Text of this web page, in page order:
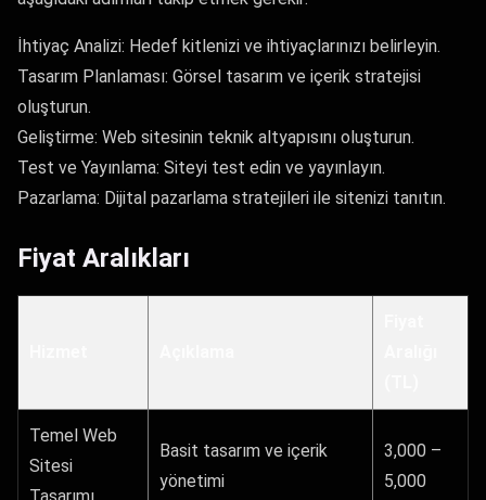
İhtiyaç Analizi: Hedef kitlenizi ve ihtiyaçlarınızı belirleyin.
Tasarım Planlaması: Görsel tasarım ve içerik stratejisi
oluşturun.
Geliştirme: Web sitesinin teknik altyapısını oluşturun.
Test ve Yayınlama: Siteyi test edin ve yayınlayın.
Pazarlama: Dijital pazarlama stratejileri ile sitenizi tanıtın.
Fiyat Aralıkları
Temel Web
Sitesi
Basit tasarım ve içerik
yönetimi
3,000 –
5,000